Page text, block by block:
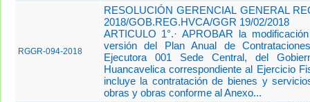
RGGR-094-2018
RESOLUCIÓN GERENCIAL GENERAL
2018/GOB.REG.HVCA/GGR 19/02/2018
ARTICULO 1°.· APROBAR la
versión del Plan Anual de
Ejecutora 001 Sede Central, del
Huancavelica correspondiente al Ejercicio
incluye la contratación de bienes y
obras y obras conforme al Anexo...